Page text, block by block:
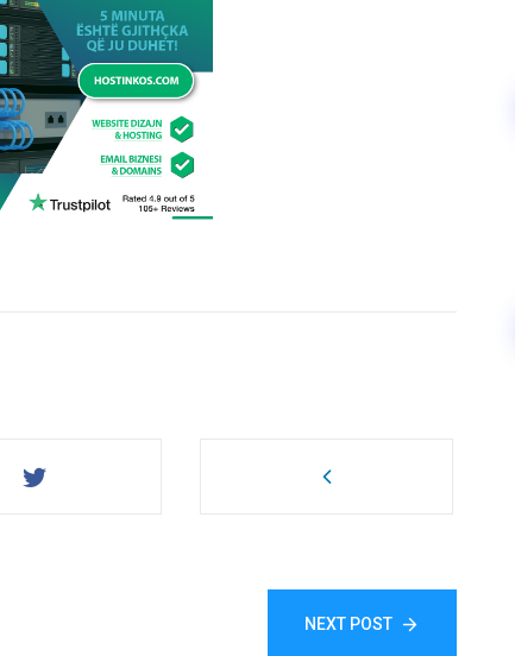
NEXT POST